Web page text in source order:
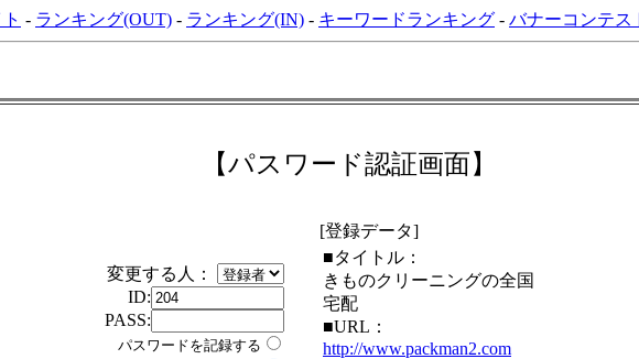
- ランキング(OUT) - ランキング(IN) - キーワードランキング - バナーコンテス
【パスワード認証画面】
変更する人：
ID:
PASS:
パスワードを記録する
[登録データ]
■タイトル：
きものクリーニングの全国
宅配
■URL：
http://www.packman2.com